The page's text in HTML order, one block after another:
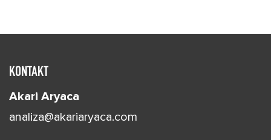
KONTAKT
Akari Aryaca
analiza@akariaryaca.com